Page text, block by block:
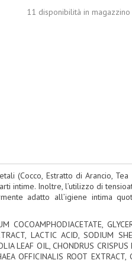
11 disponibilità in magazzino
(Cocco, Estratto di Arancio,
Inoltre, l’utilizzo di
adatto all’igiene intima
LACTIC ACID, SODIUM
LEAF OIL, CHONDRUS
OFFICINALIS ROOT